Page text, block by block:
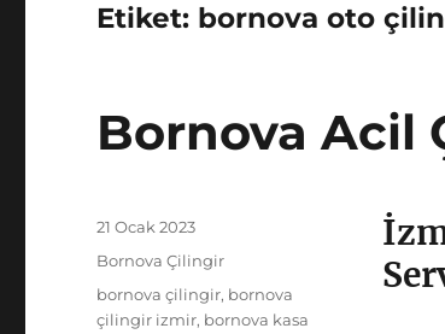
Etiket: bornova oto
Bornova Acil
Yayın
21 Ocak 2023
Kategoriler
Bornova Çilingir
Etiketler
bornova çilingir, bornova
çilingir izmir, bornova kasa